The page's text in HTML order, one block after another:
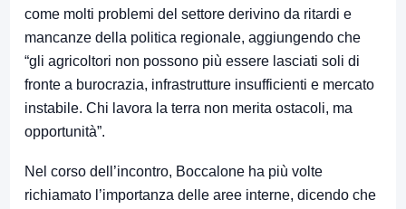
come molti problemi del settore derivino da ritardi e
mancanze della politica regionale, aggiungendo che
“gli agricoltori non possono più essere lasciati soli di
fronte a burocrazia, infrastrutture insufficienti e mercato
instabile. Chi lavora la terra non merita ostacoli, ma
opportunità”.
Nel corso dell’incontro, Boccalone ha più volte
richiamato l’importanza delle aree interne, dicendo che